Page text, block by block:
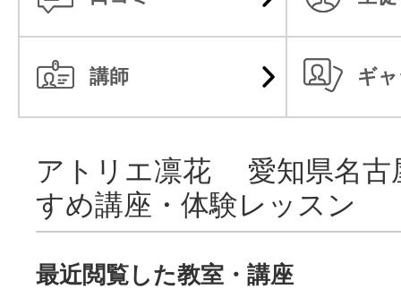
講師 ギ
アトリエ凛花 愛知県名古
すめ講座・体験レッスン
最近閲覧した教室・講座